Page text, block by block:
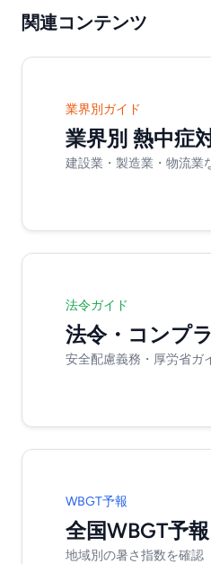
関連コンテンツ
業界別ガイド
業界別 熱中症
建設業・製造業・物流業
法令ガイド
法令・コンプ
安全配慮義務・厚労省ガ
WBGT予報
全国WBGT予報
地域別の暑さ指数を確認